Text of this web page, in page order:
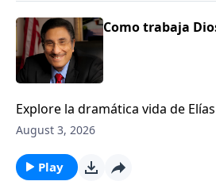
Como trabaja
Explore la dramática vida de
ilustración de cómo Dios trabaja
August 3, 2026
Play